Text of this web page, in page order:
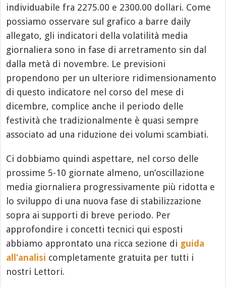
individuabile fra 2275.00 e 2300.00 dollari. Come
possiamo osservare sul grafico a barre daily
allegato, gli indicatori della volatilità media
giornaliera sono in fase di arretramento sin dal
dalla metà di novembre. Le previsioni
propendono per un ulteriore ridimensionamento
di questo indicatore nel corso del mese di
dicembre, complice anche il periodo delle
festività che tradizionalmente è quasi sempre
associato ad una riduzione dei volumi scambiati.
Ci dobbiamo quindi aspettare, nel corso delle
prossime 5-10 giornate almeno, un’oscillazione
media giornaliera progressivamente più ridotta e
lo sviluppo di una nuova fase di stabilizzazione
sopra ai supporti di breve periodo. Per
approfondire i concetti tecnici qui esposti
abbiamo approntato una ricca sezione di guida
all’analisi completamente gratuita per tutti i
nostri Lettori.